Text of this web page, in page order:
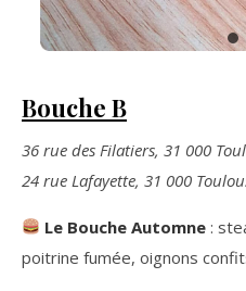
Bouche B
36 rue des Filatiers, 31 000
24 rue Lafayette, 31 000
Le Bouche Automne :
poitrine fumée, oignons